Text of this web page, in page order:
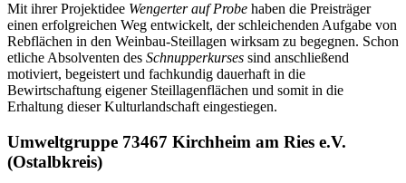
Mit ihrer Projektidee Wengerter auf Probe haben die Preisträger
einen erfolgreichen Weg entwickelt, der schleichenden Aufgabe von
Rebflächen in den Weinbau-Steillagen wirksam zu begegnen. Schon
etliche Absolventen des Schnupperkurses sind anschließend
motiviert, begeistert und fachkundig dauerhaft in die
Bewirtschaftung eigener Steillagenflächen und somit in die
Erhaltung dieser Kulturlandschaft eingestiegen.
Umweltgruppe 73467 Kirchheim am Ries e.V.
(Ostalbkreis)